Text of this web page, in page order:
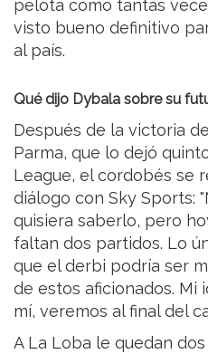
pelota como tantas
visto bueno definitivo
al país.
Qué dijo Dybala sobre su
Después de la victoria
Parma, que lo dejó
League, el cordobés se
diálogo con Sky Sports:
quisiera saberlo, pero
faltan dos partidos. Lo
que el derbi podría ser
de estos aficionados. Mi
mí, veremos al final del
A La Loba le quedan